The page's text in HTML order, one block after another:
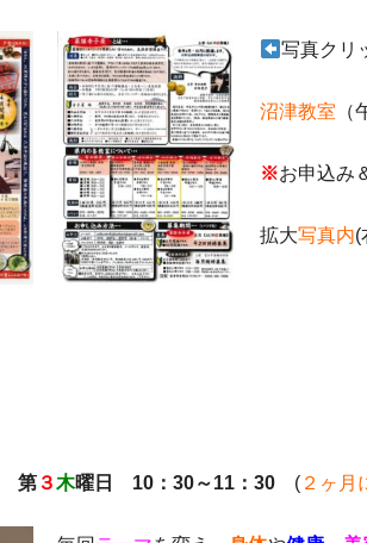
写真クリ
沼津教室
※お申込み
拡大写真内(
第 ３木曜日 10：30～11：30 ( ２ヶ月